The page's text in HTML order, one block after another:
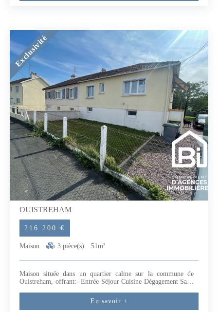
une pièce d'identité sera demandée pour toute visiteSophie
SARDIN EIRSAC de Caen 489 730 499Les informations sur
les risques auxquels ce bien est exposé sont disponibles sur le
site Géorisques : www.georisques.gouv.fr (2.49 % honoraires
TTC à la charge de l'acquéreur.) Sophie SARDIN (EI) Agent
Commercial - Numéro RSAC : 489730499 - CAEN.
Exclusivité
OUISTREHAM
216 200 €
Maison 3 pièce(s) 51m²
Maison située dans un quartier calme sur la commune de
Ouistreham, offrant:- Entrée Séjour Cuisine Dégagement Salle
jardin de 350 m2 et un sous sol complet.(Avec Garage) Les
points forts : - Proximité des Commerces, de la Mer et du
En savoir +